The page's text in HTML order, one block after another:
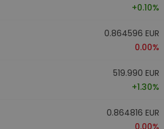
+0.10%
0.864596 EUR
0.00%
519.990 EUR
+1.30%
0.864816 EUR
0.00%